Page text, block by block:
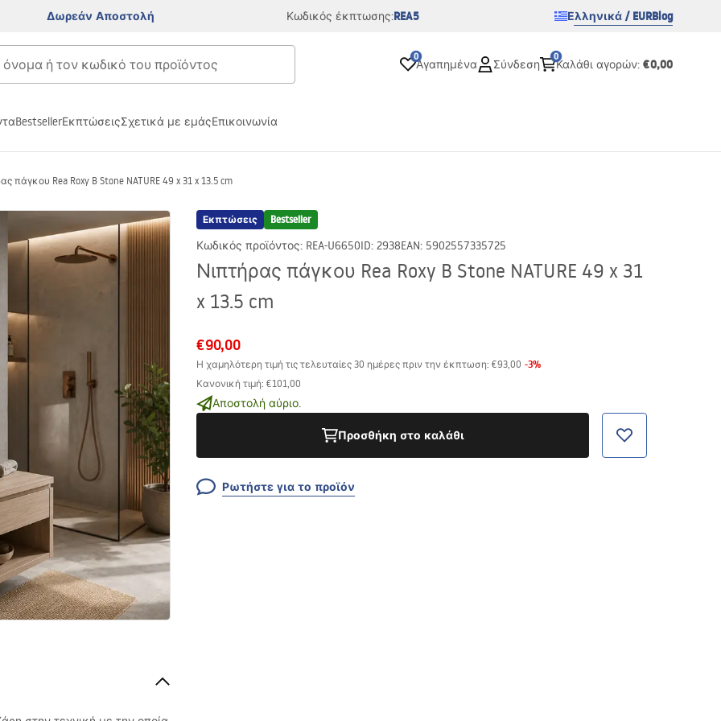
Δωρεάν Αποστολή Κωδικός έκπτωσης:REA5 Ελληνικά / EURBlog
0
Αγαπημένα Σύνδεση
0
Καλάθι αγορών: €0,00
BestsellerΕκπτώσειςΣχετικά με εμάςΕπικοινωνία
πάγκου Rea Roxy B Stone NATURE 49 x 31 x 13.5 cm
Εκπτώσεις Bestseller
Κωδικός προϊόντος: REA-U6650ID: 2938EAN: 5902557335725
Νιπτήρας πάγκου Rea Roxy B Stone NATURE 49 x 31
x 13.5 cm
€90,00
Η χαμηλότερη τιμή τις τελευταίες 30 ημέρες πριν την έκπτωση: €93,00 -3%
Κανονική τιμή: €101,00
Αποστολή αύριο.
Προσθήκη στο καλάθι
Ρωτήστε για το προϊόν